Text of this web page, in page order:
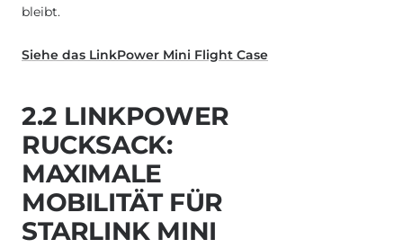
bleibt.
Siehe das LinkPower Mini Flight Case
2.2 LINKPOWER
RUCKSACK:
MAXIMALE
MOBILITÄT FÜR
STARLINK MINI